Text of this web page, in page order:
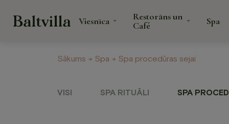
Viesnīca
Restorāns un
Café
Spa
Sākums → Spa → Spa procedūras sejai
VISI SPA RITUĀLI SPA